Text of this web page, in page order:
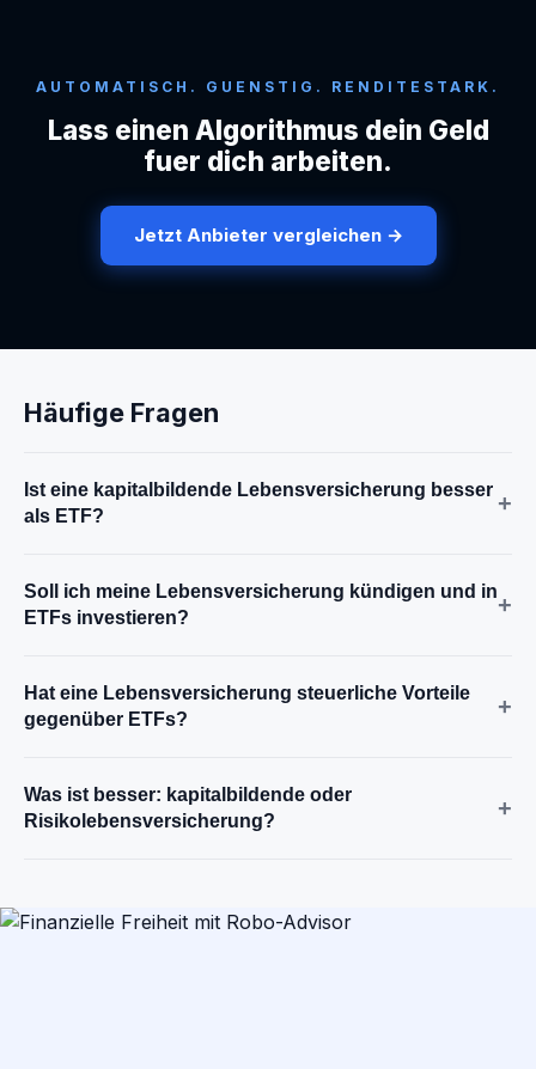
AUTOMATISCH. GUENSTIG. RENDITESTARK.
Lass einen Algorithmus dein Geld
fuer dich arbeiten.
Jetzt Anbieter vergleichen →
Häufige Fragen
Ist eine kapitalbildende Lebensversicherung besser
als ETF?
+
Soll ich meine Lebensversicherung kündigen und in
ETFs investieren?
+
Hat eine Lebensversicherung steuerliche Vorteile
gegenüber ETFs?
+
Was ist besser: kapitalbildende oder
Risikolebensversicherung?
+